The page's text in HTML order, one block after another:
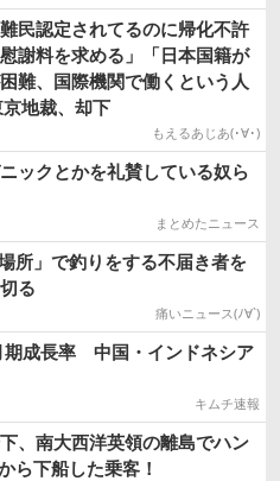
民認定されてるのに帰化不許
謝料を求める」「日本国籍が
難、国際機関で働くという人
地裁、却下
もえるあじあ(･∀･)
ックとかを礼賛している奴ら
まとめたニュース
所」で釣りをする不届き者を
る
痛いニュース(ﾉ∀`)
期成長率 中国・インドネシア
キムチ速報
、南大西洋英領の離島でハン
ら下船した乗客！